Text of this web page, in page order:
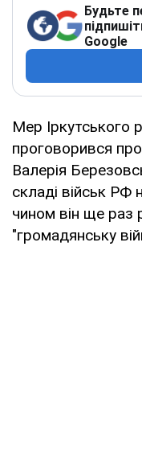
Будьте
Google
Мер Іркутського
проговорився
Валерія
складі військ РФ
чином він ще раз
"громадянську